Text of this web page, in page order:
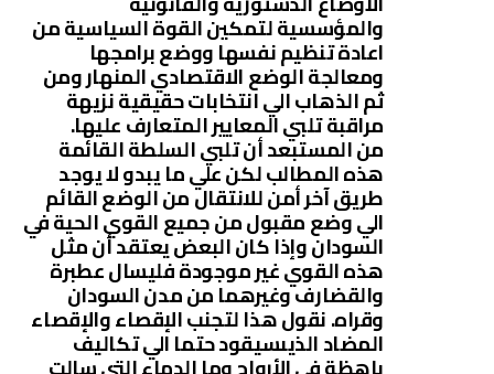
والمؤسسية لتمكين القوة السياسية من
اعادة تنظيم نفسها ووضع برامجها
ومعالجة الوضع الاقتصادي المنهار ومن
ثم الذهاب الي انتخابات حقيقية نزيهة
مراقبة تلبي المعايير المتعارف عليها.
من المستبعد أن تلبي السلطة القائمة
هذه المطالب لكن علي ما يبدو لا يوجد
طريق آخر أمن للانتقال من الوضع القائم
الي وضع مقبول من جميع القوي الحية في
السودان وإذا كان البعض يعتقد أن مثل
هذه القوي غير موجودة فليسال عطبرة
والقضارف وغيرهما من مدن السودان
وقراه. نقول هذا لتجنب الإقصاء والإقصاء
المضاد الذيىسيقود حتما الي تكاليف